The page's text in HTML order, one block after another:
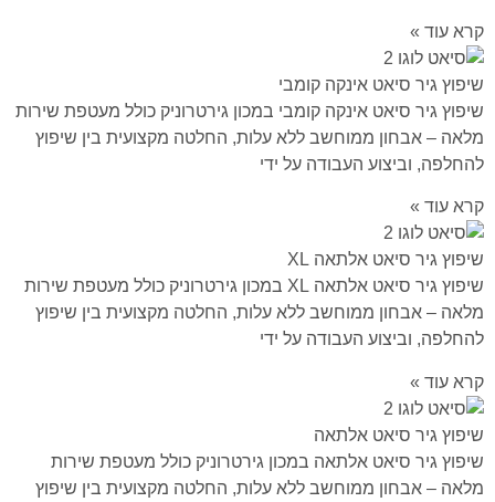
קרא עוד »
שיפוץ גיר סיאט אינקה קומבי
שיפוץ גיר סיאט אינקה קומבי במכון גירטרוניק כולל מעטפת שירות
מלאה – אבחון ממוחשב ללא עלות, החלטה מקצועית בין שיפוץ
להחלפה, וביצוע העבודה על ידי
קרא עוד »
שיפוץ גיר סיאט אלתאה XL
שיפוץ גיר סיאט אלתאה XL במכון גירטרוניק כולל מעטפת שירות
מלאה – אבחון ממוחשב ללא עלות, החלטה מקצועית בין שיפוץ
להחלפה, וביצוע העבודה על ידי
קרא עוד »
שיפוץ גיר סיאט אלתאה
שיפוץ גיר סיאט אלתאה במכון גירטרוניק כולל מעטפת שירות
מלאה – אבחון ממוחשב ללא עלות, החלטה מקצועית בין שיפוץ